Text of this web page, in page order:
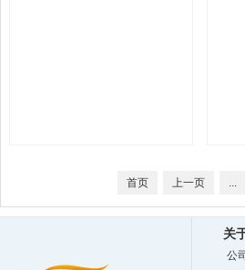
首页 上一页 ...
关
公